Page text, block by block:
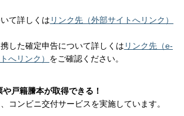
て詳しくは リンク先（外部サイトへリンク）
した確定申告について詳しくは リンク先（e-
へリンク） をご確認ください。
戸籍謄本が取得できる！
コンビニ交付サービスを実施しています。